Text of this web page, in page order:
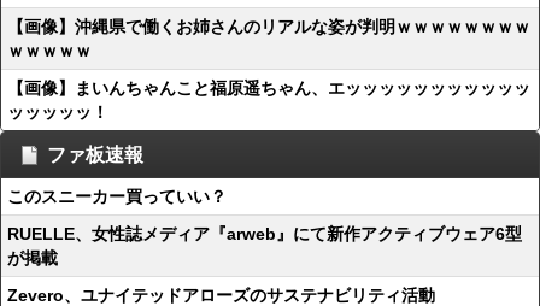
【画像】沖縄県で働くお姉さんのリアルな姿が判明ｗｗｗｗｗｗｗｗ
ｗｗｗｗｗ
【画像】まいんちゃんこと福原遥ちゃん、エッッッッッッッッッッッ
ッッッッッ！
ファ板速報
このスニーカー買っていい？
RUELLE、女性誌メディア『arweb』にて新作アクティブウェア6型
が掲載
Zevero、ユナイテッドアローズのサステナビリティ活動